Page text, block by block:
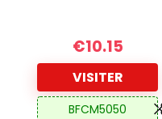
€10.15
VISITER
BFCM5050